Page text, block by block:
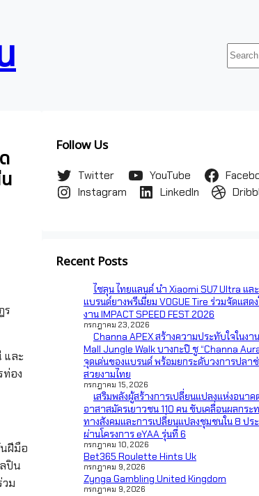
ค้นหา
ร
และ
ท่อง
ฝีมือ
ปิน
ม
Follow Us
Twitter YouTube
Instagram
LinkedIn
Recent Posts
ไซลุน ไทยแลนด์ นำ Xiaomi SU7 Ultra และ
แบรนด์ยางพรีเมี่ยม VOGUE Tire ร่วมจัดแสด
งาน IMPACT SPEED FEST 2026
กรกฎาคม 23, 2026
Channa APEX สร้างความประทับใจในงา
Mall Jungle Walk บางกะปิ ชู “Channa
จุดเด่นของแบรนด์ พร้อมยกระดับวงการปลา
สวยงามไทย
กรกฎาคม 15, 2026
เสริมพลังผู้สร้างการเปลี่ยนแปลงแห่งอนาค
อาสาสมัครเยาวชน 110 คน ขับเคลื่อนผลกระ
ทางสังคมและการเปลี่ยนแปลงชุมชนใน 8 ปร
ผ่านโครงการ eYAA รุ่นที่ 6
กรกฎาคม 10, 2026
Bet365 Roulette Hints Uk
กรกฎาคม 9, 2026
Zynga Gambling United Kingdom
กรกฎาคม 9, 2026